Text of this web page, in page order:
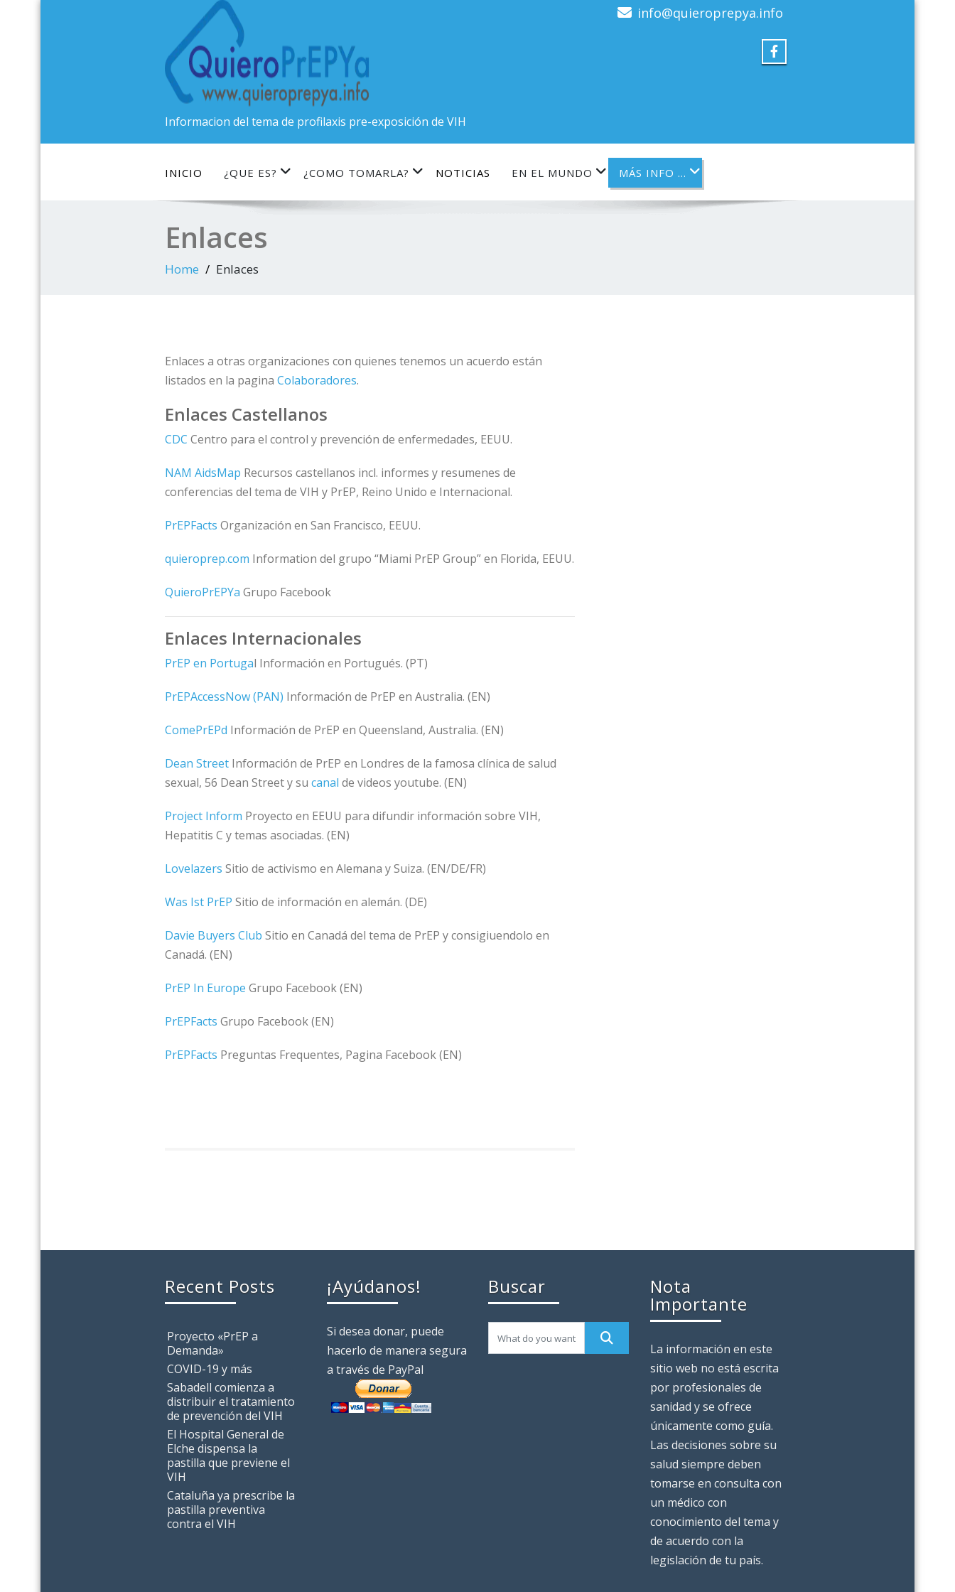
Informacion del tema de profilaxis pre-exposición de VIH
info@quieroprepya.info
INICIO ¿QUE ES? ¿COMO TOMARLA? NOTICIAS EN EL MUNDO MÁS INFO …
Enlaces
Home Enlaces
Enlaces a otras organizaciones con quienes tenemos un acuerdo están
listados en la pagina Colaboradores.
Enlaces Castellanos
CDC Centro para el control y prevención de enfermedades, EEUU.
NAM AidsMap Recursos castellanos incl. informes y resumenes de
conferencias del tema de VIH y PrEP, Reino Unido e Internacional.
PrEPFacts Organización en San Francisco, EEUU.
quieroprep.com Information del grupo “Miami PrEP Group” en Florida, EEUU.
QuieroPrEPYa Grupo Facebook
Enlaces Internacionales
PrEP en Portugal Información en Portugués. (PT)
PrEPAccessNow (PAN) Información de PrEP en Australia. (EN)
ComePrEPd Información de PrEP en Queensland, Australia. (EN)
Dean Street Información de PrEP en Londres de la famosa clínica de salud
sexual, 56 Dean Street y su canal de videos youtube. (EN)
Project Inform Proyecto en EEUU para difundir información sobre VIH,
Hepatitis C y temas asociadas. (EN)
Lovelazers Sitio de activismo en Alemana y Suiza. (EN/DE/FR)
Was Ist PrEP Sitio de información en alemán. (DE)
Davie Buyers Club Sitio en Canadá del tema de PrEP y consigiuendolo en
Canadá. (EN)
PrEP In Europe Grupo Facebook (EN)
PrEPFacts Grupo Facebook (EN)
PrEPFacts Preguntas Frequentes, Pagina Facebook (EN)
Recent Posts
Proyecto «PrEP a
Demanda»
COVID-19 y más
Sabadell comienza a
distribuir el tratamiento
de prevención del VIH
El Hospital General de
Elche dispensa la
pastilla que previene el
VIH
Cataluña ya prescribe la
pastilla preventiva
contra el VIH
¡Ayúdanos!
Si desea donar, puede
hacerlo de manera segura
a través de PayPal
Buscar Nota
Importante
La información en este
sitio web no está escrita
por profesionales de
sanidad y se ofrece
únicamente como guía.
Las decisiones sobre su
salud siempre deben
tomarse en consulta con
un médico con
conocimiento del tema y
de acuerdo con la
legislación de tu país.